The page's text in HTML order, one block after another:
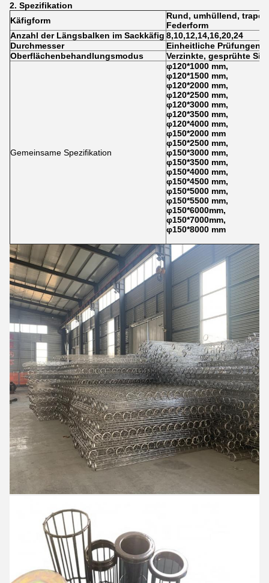
2. Spezifikation
Käfigform
Rund, umhüllend,
Federform
Anzahl der Längsbalken im Sackkäfig 8,10,12,14,16,20,24
Durchmesser
Einheitliche Prüfungen
Oberflächenbehandlungsmodus
Verzinkte, gesprühte
Gemeinsame Spezifikation
φ120*1000 mm,
φ120*1500 mm,
φ120*2000 mm,
φ120*2500 mm,
φ120*3000 mm,
φ120*3500 mm,
φ120*4000 mm,
φ150*2000 mm
φ150*2500 mm,
φ150*3000 mm,
φ150*3500 mm,
φ150*4000 mm,
φ150*4500 mm,
φ150*5000 mm,
φ150*5500 mm,
φ150*6000mm,
φ150*7000mm,
φ150*8000 mm